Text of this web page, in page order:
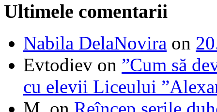
Ultimele comentarii
Nabila DelaNovira on
Evtodiev on ”Cum să
cu elevii Liceului